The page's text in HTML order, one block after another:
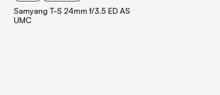
Samyang T-S 24mm f/3.5 ED AS
UMC